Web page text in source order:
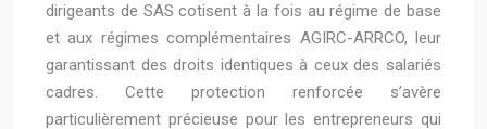
dirigeants de SAS cotisent à la fois au régime de base
et aux régimes complémentaires AGIRC-ARRCO, leur
garantissant des droits identiques à ceux des salariés
cadres. Cette protection renforcée s’avère
particulièrement précieuse pour les entrepreneurs qui